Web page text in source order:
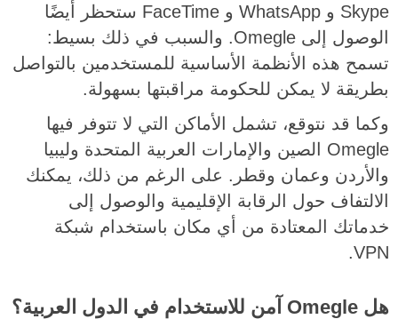
Skype و WhatsApp و FaceTime ستحظر أيضًا
الوصول إلى Omegle. والسبب في ذلك بسيط:
تسمح هذه الأنظمة الأساسية للمستخدمين بالتواصل
بطريقة لا يمكن للحكومة مراقبتها بسهولة.
وكما قد نتوقع، تشمل الأماكن التي لا تتوفر فيها
Omegle الصين والإمارات العربية المتحدة وليبيا
والأردن وعمان وقطر. على الرغم من ذلك، يمكنك
الالتفاف حول الرقابة الإقليمية والوصول إلى
خدماتك المعتادة من أي مكان باستخدام شبكة
VPN.
هل Omegle آمن للاستخدام في الدول العربية؟